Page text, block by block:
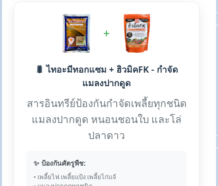
+
🐛 ไทอะมีทอกแซม + ฮิวมิคFK - กำจัด
แมลงปากดูด
สารอินทรีย์ป้องกันกำจัดเพลี้ยทุกชนิด
แมลงปากดูด หนอนชอนใบ และโล่
ปลาดาว
✨ ป้องกันศัตรูพืช:
• เพลี้ยไฟ เพลี้ยแป้ง เพลี้ยไก่แจ้